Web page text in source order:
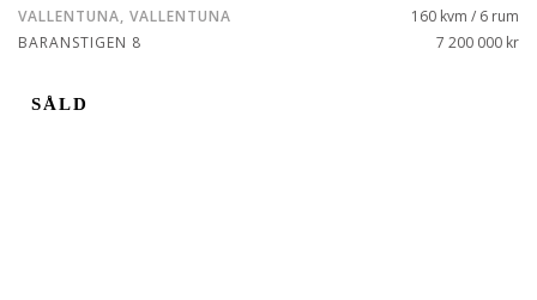
VALLENTUNA, VALLENTUNA
BARANSTIGEN 8
160 kvm / 6 rum
7 200 000 kr
SÅLD